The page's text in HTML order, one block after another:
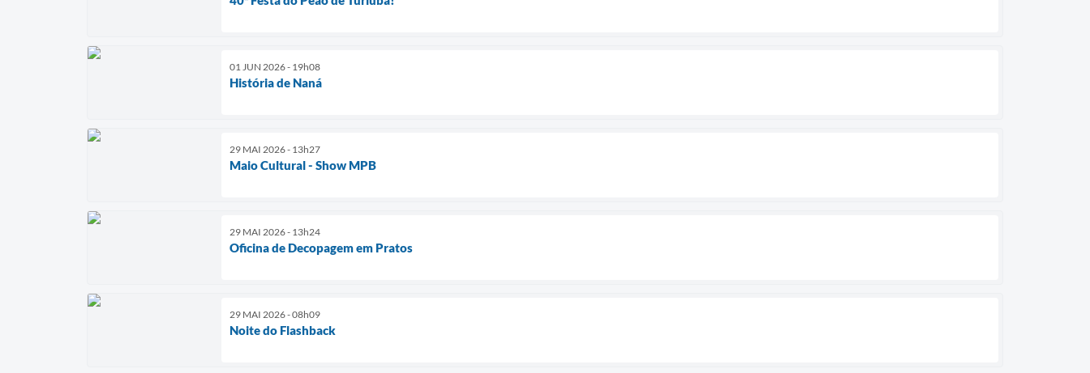
01 JUN 2026 - 19h08
História de Naná
29 MAI 2026 - 13h27
Maio Cultural - Show MPB
29 MAI 2026 - 13h24
Oficina de Decopagem em Pratos
29 MAI 2026 - 08h09
Noite do Flashback